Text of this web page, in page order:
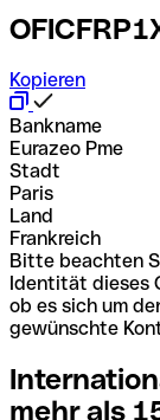
Kopieren
Bankname
Eurazeo Pme
Stadt
Paris
Land
Frankreich
Bitte beachten
Identität dieses
ob es sich um
gewünschte
mehr als